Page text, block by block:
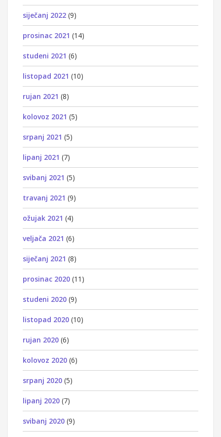
siječanj 2022 (9)
prosinac 2021 (14)
studeni 2021 (6)
listopad 2021 (10)
rujan 2021 (8)
kolovoz 2021 (5)
srpanj 2021 (5)
lipanj 2021 (7)
svibanj 2021 (5)
travanj 2021 (9)
ožujak 2021 (4)
veljača 2021 (6)
siječanj 2021 (8)
prosinac 2020 (11)
studeni 2020 (9)
listopad 2020 (10)
rujan 2020 (6)
kolovoz 2020 (6)
srpanj 2020 (5)
lipanj 2020 (7)
svibanj 2020 (9)